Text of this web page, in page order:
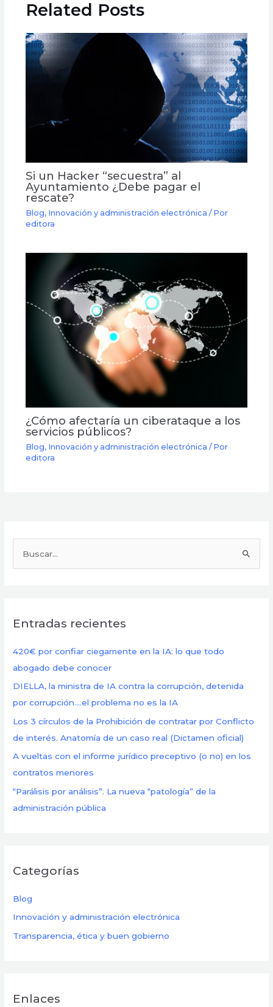
Related Posts
Si un Hacker “secuestra” al
Ayuntamiento ¿Debe pagar el
rescate?
Blog, Innovación y administración electrónica / Por
editora
¿Cómo afectaría un ciberataque a los
servicios públicos?
Blog, Innovación y administración electrónica / Por
editora
a
p
o
r
:
Entradas recientes
420€ por confiar ciegamente en la IA: lo que todo
abogado debe conocer
DIELLA, la ministra de IA contra la corrupción, detenida
por corrupción….el problema no es la IA
Los 3 círculos de la Prohibición de contratar por Conflicto
de interés. Anatomía de un caso real (Dictamen oficial)
A vueltas con el informe jurídico preceptivo (o no) en los
contratos menores
“Parálisis por análisis”. La nueva “patología” de la
administración pública
Categorías
Blog
Innovación y administración electrónica
Transparencia, ética y buen gobierno
Enlaces